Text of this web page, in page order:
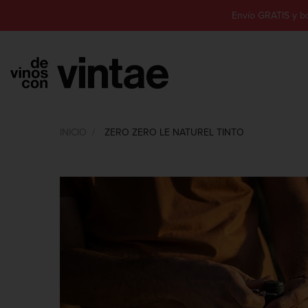
Envío GRATIS y
ZERO ZERO LE NATUREL TINTO